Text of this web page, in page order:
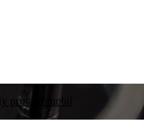
pro automobil